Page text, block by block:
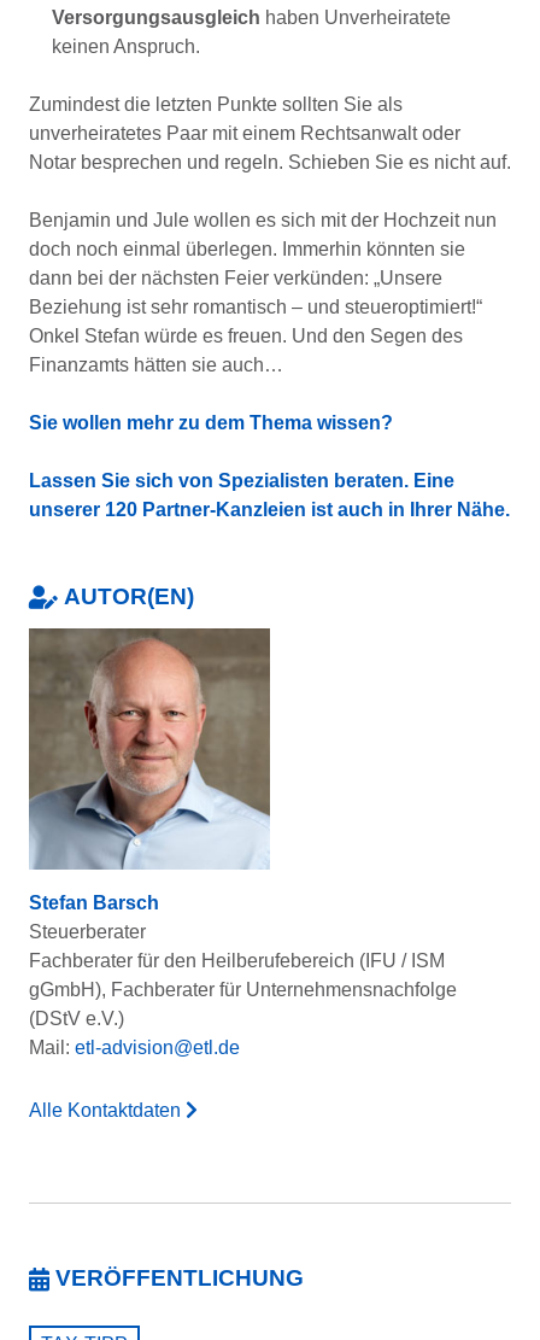
Versorgungsausgleich haben Unverheiratete
keinen Anspruch.
Zumindest die letzten Punkte sollten Sie als
unverheiratetes Paar mit einem Rechtsanwalt oder
Notar besprechen und regeln. Schieben Sie es nicht auf.
Benjamin und Jule wollen es sich mit der Hochzeit nun
doch noch einmal überlegen. Immerhin könnten sie
dann bei der nächsten Feier verkünden: „Unsere
Beziehung ist sehr romantisch – und steueroptimiert!“
Onkel Stefan würde es freuen. Und den Segen des
Finanzamts hätten sie auch…
Sie wollen mehr zu dem Thema wissen?
Lassen Sie sich von Spezialisten beraten. Eine
unserer 120 Partner-Kanzleien ist auch in Ihrer Nähe.
AUTOR(EN)
Stefan Barsch
Steuerberater
Fachberater für den Heilberufebereich (IFU / ISM
gGmbH), Fachberater für Unternehmensnachfolge
(DStV e.V.)
Mail: etl-advision@etl.de
Alle Kontaktdaten
VERÖFFENTLICHUNG